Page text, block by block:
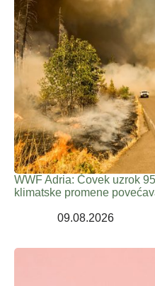
WWF Adria: Čovek uzrok
klimatske promene
09.08.2026